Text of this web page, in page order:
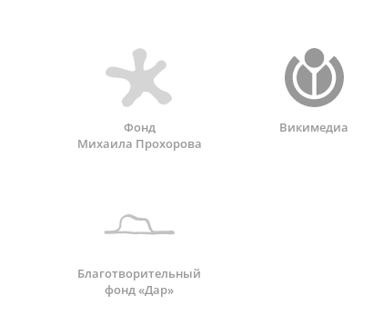
Фонд
Михаила Прохорова
Викимедиа
Благотворительный
фонд «Дар»